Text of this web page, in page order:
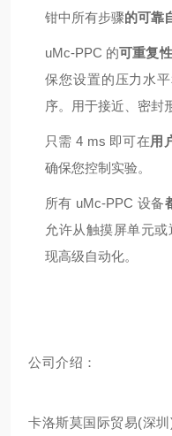
钳中所有步骤的可靠
uMc-PPC 的可重复
保您设置的压力水
序。用于接近、密封
只需 4 ms 即可在用
确保您控制实验。
所有 uMc-PPC 设备
允许从触摸屏单元
现高级自动化。
公司介绍：
卡洛斯莫国际贸易(深